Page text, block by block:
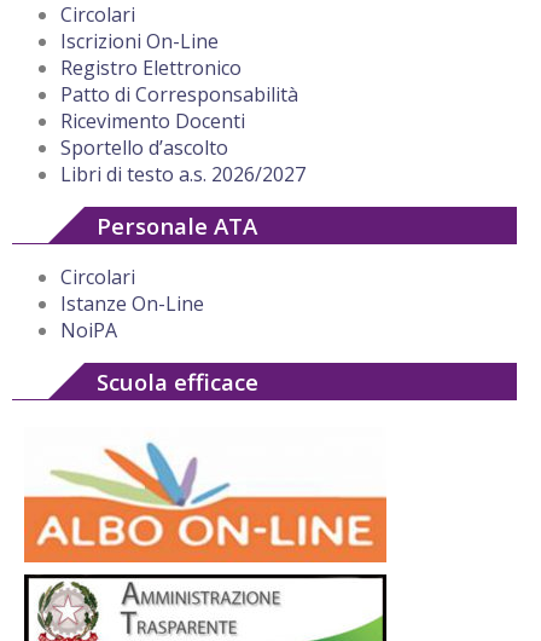
Circolari
Iscrizioni On-Line
Registro Elettronico
Patto di Corresponsabilità
Ricevimento Docenti
Sportello d’ascolto
Libri di testo a.s. 2026/2027
Personale ATA
Circolari
Istanze On-Line
NoiPA
Scuola efficace